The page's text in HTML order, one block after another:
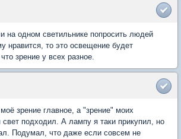
на одном светильнике попросить людей
нравится, то это освещение будет
зрение у всех разное.
зрение главное, а "зрение" моих
подходил. А лампу я таки прикупил, но
Подумал, что даже если совсем не